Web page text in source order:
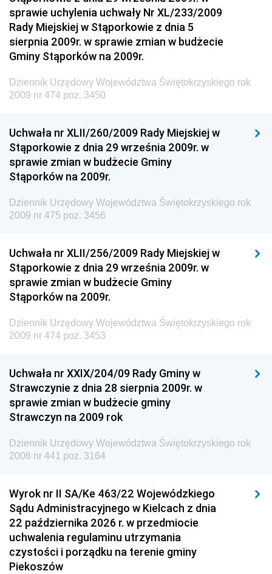
Dziennik Urzędowy Komendy Głównej Policji
Dziennik Urzędowy Ministra Pracy i Polityki
Społecznej
Dziennik Urzędowy Ministra Transportu, Budownictwa
i Gospodarki Morskiej
Dziennik Urzędowy Ministra Spraw Zagranicznych
Dziennik Urzędowy Centralnego Biura
Antykorupcyjnego
Wewnętrznego
Dziennik Urzędowy Urzędu Patentowego
Dziennik Urzędowy Generalnej Dyrekcji Dróg
Krajowych i Autostrad
Dziennik Urzędowy Ministra Środowiska
Dziennik Urzędowy Ministra Edukacji
Dziennik Urzędowy Ministra Przemysłu
Dziennik Urzędowy Ministra Finansów i Gospodarki
Dziennik Urzędowy Ministra do Spraw Unii
Dziennik Urzędowy Agencji Wywiadu
sprawie uchylenia uchwały Nr XL/233/2009
Rady Miejskiej w Stąporkowie z dnia 5
sierpnia 2009r. w sprawie zmian w budżecie
Gminy Stąporków na 2009r.
Dziennik Urzędowy Województwa Świętokrzyskiego rok
2009 nr 474 poz. 3450
Uchwała nr XLII/260/2009 Rady Miejskiej w
Stąporkowie z dnia 29 września 2009r. w
sprawie zmian w budżecie Gminy
Stąporków na 2009r.
Dziennik Urzędowy Województwa Świętokrzyskiego rok
2009 nr 475 poz. 3456
Uchwała nr XLII/256/2009 Rady Miejskiej w
Stąporkowie z dnia 29 września 2009r. w
sprawie zmian w budżecie Gminy
Stąporków na 2009r.
Dziennik Urzędowy Województwa Świętokrzyskiego rok
2009 nr 474 poz. 3453
Uchwała nr XXIX/204/09 Rady Gminy w
Strawczynie z dnia 28 sierpnia 2009r. w
sprawie zmian w budżecie gminy
Strawczyn na 2009 rok
Dziennik Urzędowy Województwa Świętokrzyskiego rok
2006 nr 441 poz. 3164
Wyrok nr II SA/Ke 463/22 Wojewódzkiego
Sądu Administracyjnego w Kielcach z dnia
22 października 2026 r. w przedmiocie
uchwalenia regulaminu utrzymania
czystości i porządku na terenie gminy
Piekoszów